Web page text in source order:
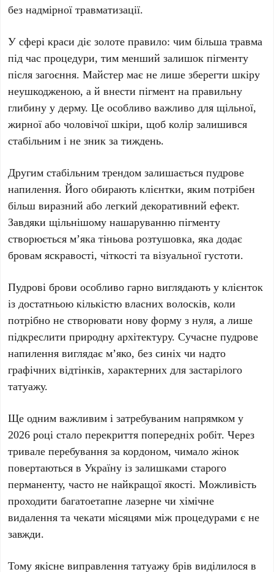
без надмірної травматизації.
У сфері краси діє золоте правило: чим більша травма
під час процедури, тим менший залишок пігменту
після загоєння. Майстер має не лише зберегти шкіру
неушкодженою, а й внести пігмент на правильну
глибину у дерму. Це особливо важливо для щільної,
жирної або чоловічої шкіри, щоб колір залишився
стабільним і не зник за тиждень.
Другим стабільним трендом залишаєтьсяпудрове
напилення. Його обирають клієнтки, яким потрібен
більш виразний або легкий декоративний ефект.
Завдяки щільнішому нашаруванню пігменту
створюється м’яка тіньова розтушовка, яка додає
бровам яскравості, чіткості та візуальної густоти.
Пудрові брови особливо гарно виглядають у клієнток
із достатньою кількістю власних волосків, коли
потрібно не створювати нову форму з нуля, а лише
підкреслити природну архітектуру. Сучаснепудрове
напилення виглядає м’яко, без синіх чи надто
графічних відтінків, характерних для застарілого
татуажу.
Ще одним важливим і затребуваним напрямком у
2026 році стало перекриття попередніх робіт. Через
тривале перебування за кордоном, чимало жінок
повертаються вУкраїну із залишками старого
перманенту, часто не найкращої якості. Можливість
проходити багатоетапне лазерне чи хімічне
видалення та чекати місяцями між процедурами є не
завжди.
Тому якісне виправлення татуажу брів виділилося в